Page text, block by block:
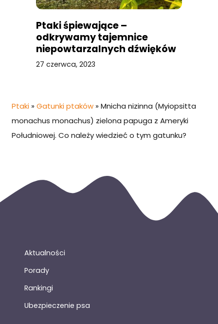
Ptaki śpiewające –
odkrywamy tajemnice
niepowtarzalnych dźwięków
27 czerwca, 2023
Ptaki » Gatunki ptaków » Mnicha nizinna (Myiopsitta
monachus monachus) zielona papuga z Ameryki
Południowej. Co należy wiedzieć o tym gatunku?
Aktualności
Porady
Rankingi
Ubezpieczenie psa